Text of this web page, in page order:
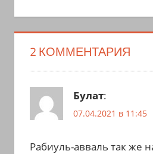
2 КОММЕНТАРИЯ
Булат:
07.04.2021 в 11:45
Рабиуль-авваль так же